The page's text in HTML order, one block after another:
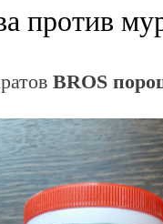
против
BROS